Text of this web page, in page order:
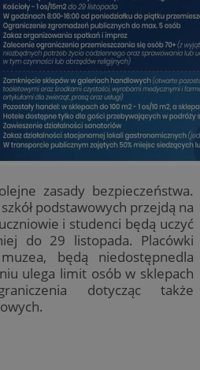
zasady bezpieczeństwa.
podstawowych przejdą na
i studenci będą uczyć
do 29 listopada. Placówki
będą niedostępnedla
ulega limit osób w sklepach
dotycząc także